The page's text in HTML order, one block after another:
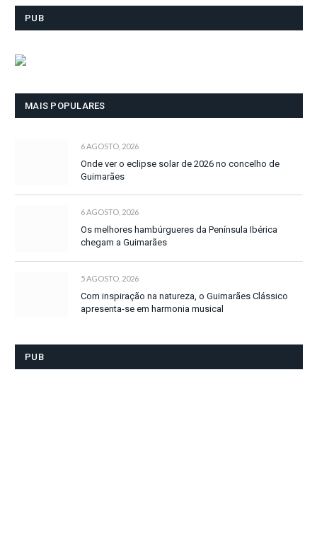
PUB
MAIS POPULARES
6 AGOSTO, 2026
Onde ver o eclipse solar de 2026 no concelho de
Guimarães
6 AGOSTO, 2026
Os melhores hambúrgueres da Península Ibérica
chegam a Guimarães
5 AGOSTO, 2026
Com inspiração na natureza, o Guimarães Clássico
apresenta-se em harmonia musical
PUB